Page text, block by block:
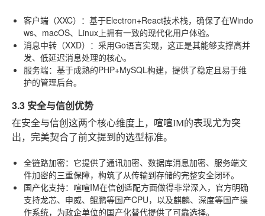
客户端（XXC） ：基于Electron+React技术栈，确保了在Windo
ws、macOS、Linux上拥有一致的现代化用户体验。
消息中转（XXD） ：采用Go语言实现，这正是其能够支撑高并
发、低延迟消息处理的核心。
服务端：基于成熟的PHP+MySQL构建，提供了稳定且易于维
护的管理后台。
3.3 安全与信创优势
在安全与信创这两个核心维度上，喧喧IM的表现尤为突
出，完美契合了前文提到的选型标准。
全链路加密：它提供了通讯加密、数据库消息加密、服务端文
件加密的三重保障，构筑了从传输到存储的完整安全闭环。
国产化支持：喧喧IM在信创适配方面做得非常深入，官方明确
支持龙芯、申威、鲲鹏等国产CPU，以及麒麟、深度等国产操
作系统，为政企单位的国产化替代提供了可靠选择。